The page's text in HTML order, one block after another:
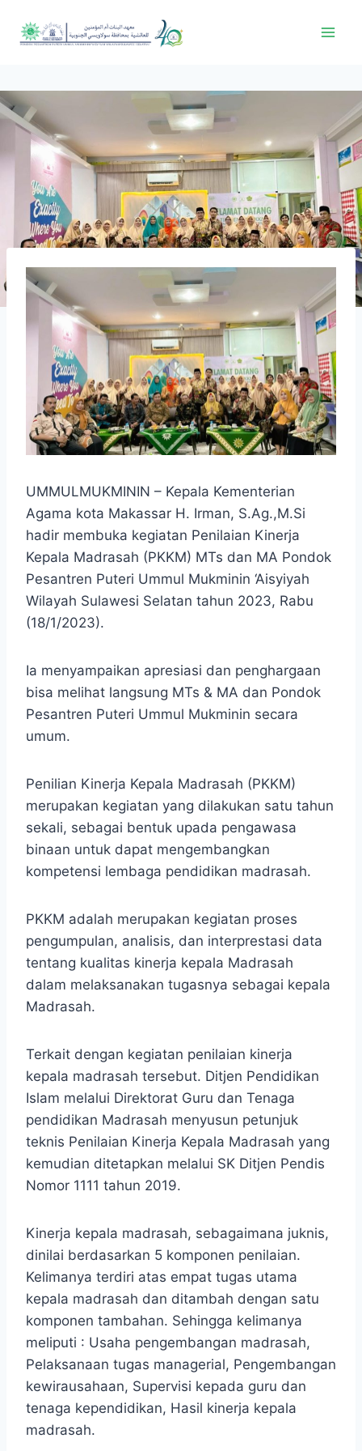
UMMULMUKMININ – Kepala Kementerian
Agama kota Makassar H. Irman, S.Ag.,M.Si
hadir membuka kegiatan Penilaian Kinerja
Kepala Madrasah (PKKM) MTs dan MA Pondok
Pesantren Puteri Ummul Mukminin ‘Aisyiyah
Wilayah Sulawesi Selatan tahun 2023, Rabu
(18/1/2023).
Ia menyampaikan apresiasi dan penghargaan
bisa melihat langsung MTs & MA dan Pondok
Pesantren Puteri Ummul Mukminin secara
umum.
Penilian Kinerja Kepala Madrasah (PKKM)
merupakan kegiatan yang dilakukan satu tahun
sekali, sebagai bentuk upada pengawasa
binaan untuk dapat mengembangkan
kompetensi lembaga pendidikan madrasah.
PKKM adalah merupakan kegiatan proses
pengumpulan, analisis, dan interprestasi data
tentang kualitas kinerja kepala Madrasah
dalam melaksanakan tugasnya sebagai kepala
Madrasah.
Terkait dengan kegiatan penilaian kinerja
kepala madrasah tersebut. Ditjen Pendidikan
Islam melalui Direktorat Guru dan Tenaga
pendidikan Madrasah menyusun petunjuk
teknis Penilaian Kinerja Kepala Madrasah yang
kemudian ditetapkan melalui SK Ditjen Pendis
Nomor 1111 tahun 2019.
Kinerja kepala madrasah, sebagaimana juknis,
dinilai berdasarkan 5 komponen penilaian.
Kelimanya terdiri atas empat tugas utama
kepala madrasah dan ditambah dengan satu
komponen tambahan. Sehingga kelimanya
meliputi : Usaha pengembangan madrasah,
Pelaksanaan tugas managerial, Pengembangan
kewirausahaan, Supervisi kepada guru dan
tenaga kependidikan, Hasil kinerja kepala
madrasah.